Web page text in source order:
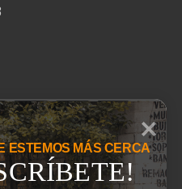
ESTEMOS MÁS CERCA